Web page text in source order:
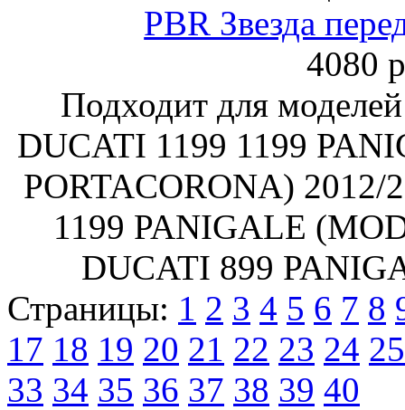
PBR Звезда
4080
Подходит для
DUCATI 1199 1199
PORTACORONA) 2012/
1199 PANIGALE
DUCATI 899
Страницы: 1 2 3 4 5 6 7 8
17 18 19 20 21 22 23 24 25
33 34 35 36 37 38 39 40